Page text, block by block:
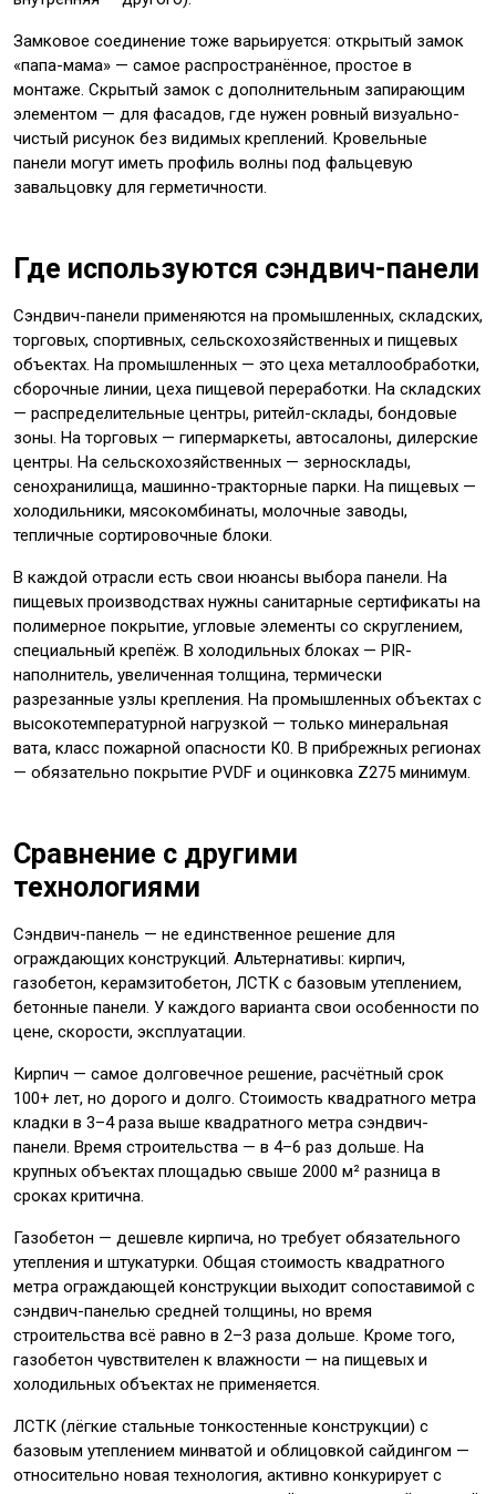
Замковое соединение тоже варьируется: открытый замок
«папа-мама» — самое распространённое, простое в
монтаже. Скрытый замок с дополнительным запирающим
элементом — для фасадов, где нужен ровный визуально-
чистый рисунок без видимых креплений. Кровельные
панели могут иметь профиль волны под фальцевую
завальцовку для герметичности.
Где используются сэндвич-панели
Сэндвич-панели применяются на промышленных, складских,
торговых, спортивных, сельскохозяйственных и пищевых
объектах. На промышленных — это цеха металлообработки,
сборочные линии, цеха пищевой переработки. На складских
— распределительные центры, ритейл-склады, бондовые
зоны. На торговых — гипермаркеты, автосалоны, дилерские
центры. На сельскохозяйственных — зерносклады,
сенохранилища, машинно-тракторные парки. На пищевых —
холодильники, мясокомбинаты, молочные заводы,
тепличные сортировочные блоки.
В каждой отрасли есть свои нюансы выбора панели. На
пищевых производствах нужны санитарные сертификаты на
полимерное покрытие, угловые элементы со скруглением,
специальный крепёж. В холодильных блоках — PIR-
наполнитель, увеличенная толщина, термически
разрезанные узлы крепления. На промышленных объектах с
высокотемпературной нагрузкой — только минеральная
вата, класс пожарной опасности К0. В прибрежных регионах
— обязательно покрытие PVDF и оцинковка Z275 минимум.
Сравнение с другими
технологиями
Сэндвич-панель — не единственное решение для
ограждающих конструкций. Альтернативы: кирпич,
газобетон, керамзитобетон, ЛСТК с базовым утеплением,
бетонные панели. У каждого варианта свои особенности по
цене, скорости, эксплуатации.
Кирпич — самое долговечное решение, расчётный срок
100+ лет, но дорого и долго. Стоимость квадратного метра
кладки в 3–4 раза выше квадратного метра сэндвич-
панели. Время строительства — в 4–6 раз дольше. На
крупных объектах площадью свыше 2000 м² разница в
сроках критична.
Газобетон — дешевле кирпича, но требует обязательного
утепления и штукатурки. Общая стоимость квадратного
метра ограждающей конструкции выходит сопоставимой с
сэндвич-панелью средней толщины, но время
строительства всё равно в 2–3 раза дольше. Кроме того,
газобетон чувствителен к влажности — на пищевых и
холодильных объектах не применяется.
ЛСТК (лёгкие стальные тонкостенные конструкции) с
базовым утеплением минватой и облицовкой сайдингом —
относительно новая технология, активно конкурирует с